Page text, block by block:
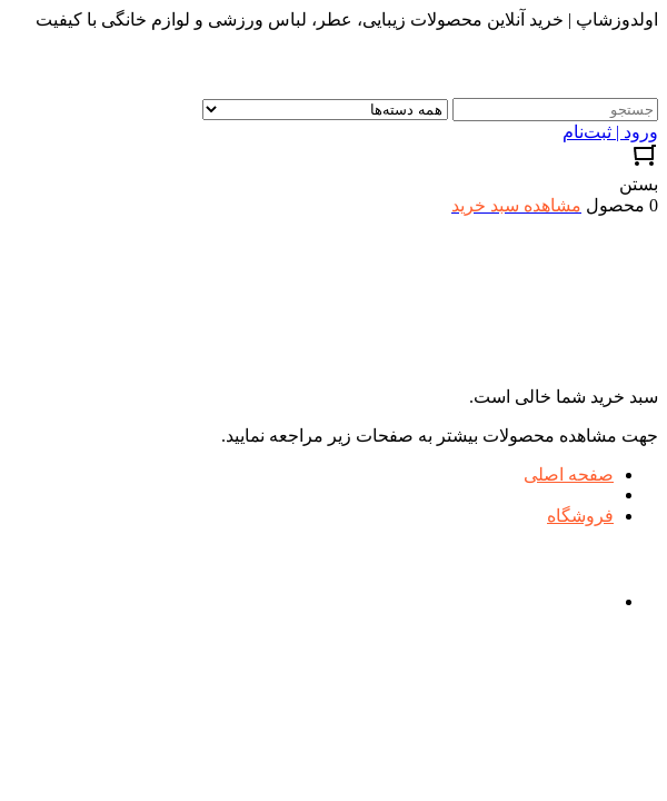
اولدوزشاپ | خرید آنلاین محصولات زیبایی، عطر، لباس ورزشی و لوازم خانگی با کیفیت
ورود | ثبت‌نام
بستن
0 محصول
مشاهده سبد خرید
سبد خرید شما خالی است.
جهت مشاهده محصولات بیشتر به صفحات زیر مراجعه نمایید.
صفحه اصلی
فروشگاه